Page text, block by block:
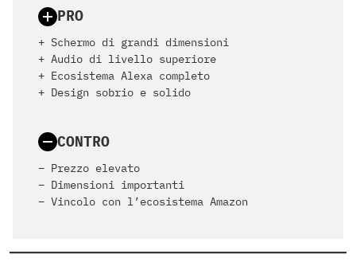
PRO
+ Schermo di grandi dimensioni
+ Audio di livello superiore
+ Ecosistema Alexa completo
+ Design sobrio e solido
CONTRO
– Prezzo elevato
– Dimensioni importanti
– Vincolo con l’ecosistema Amazon